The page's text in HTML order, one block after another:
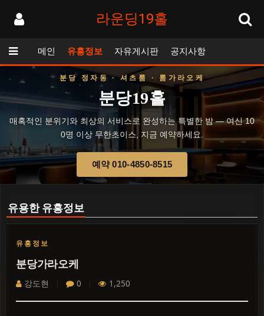
라운딩19홀
메인 유흥정보 자유게시판 공지사항
분당 정자동 · 셔츠룸 · 룸가라오케
분당19홀
매혹적인 분위기와 최상의 서비스로 완성하는 특별한 밤 — 여신 10
0명 이상 무한초이스, 지금 예약하세요.
예약 010-4850-8515
유용한 유흥정보
유흥정보
분당가라오케
강도현 0 1,250